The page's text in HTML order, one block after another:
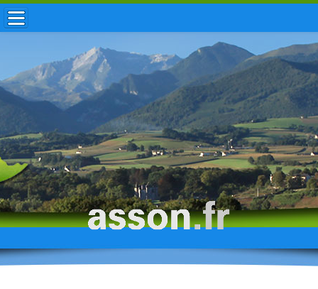
ACCUEIL / INFOS
MUNICIPALITÉ
VIE LOCALE
ENFANCE
TOURISME
HISTOIRE